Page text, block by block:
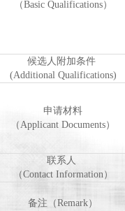
（Basic Qualifications）
候选人附加条件
(Additional Qualifications)
申请材料
（Applicant Documents）
联系人
（Contact Information）
备注（Remark）